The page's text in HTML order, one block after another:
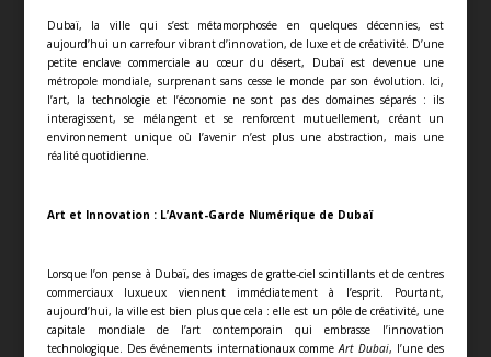
Dubaï, la ville qui s’est métamorphosée en quelques décennies, est
aujourd’hui un carrefour vibrant d’innovation, de luxe et de créativité. D’une
petite enclave commerciale au cœur du désert, Dubaï est devenue une
métropole mondiale, surprenant sans cesse le monde par son évolution. Ici,
l’art, la technologie et l’économie ne sont pas des domaines séparés : ils
interagissent, se mélangent et se renforcent mutuellement, créant un
environnement unique où l’avenir n’est plus une abstraction, mais une
réalité quotidienne.
Art et Innovation : L’Avant-Garde Numérique de Dubaï
Lorsque l’on pense à Dubaï, des images de gratte-ciel scintillants et de centres
commerciaux luxueux viennent immédiatement à l’esprit. Pourtant,
aujourd’hui, la ville est bien plus que cela : elle est un pôle de créativité, une
capitale mondiale de l’art contemporain qui embrasse l’innovation
technologique. Des événements internationaux commeArt Dubai, l’une des